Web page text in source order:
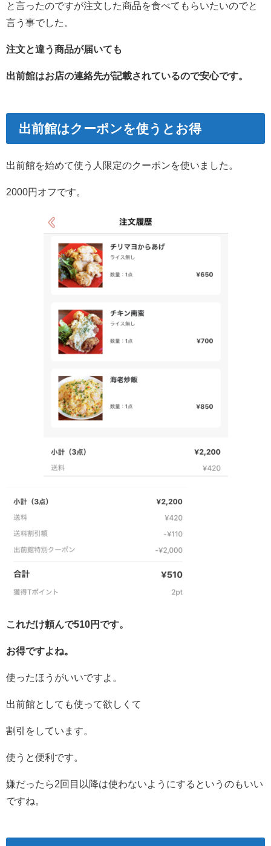
と言ったのですが注文した商品を食べてもらいたいのでと
言う事でした。
注文と違う商品が届いても
出前館はお店の連絡先が記載されているので安心です。
出前館はクーポンを使うとお得
出前館を始めて使う人限定のクーポンを使いました。
2000円オフです。
これだけ頼んで510円です。
お得ですよね。
使ったほうがいいですよ。
出前館としても使って欲しくて
割引をしています。
使うと便利です。
嫌だったら2回目以降は使わないようにするというのもいい
ですね。